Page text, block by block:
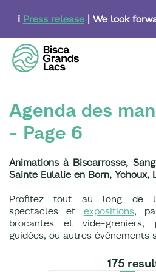
content
ℹ️ Press release| We look
Agenda des
- Page 6
Animations à Biscarrosse,
Sainte Eulalie en Born, Ychoux,
Profitez tout au long de
spectacles et expositions,
brocantes et vide-greniers,
guidées, ou autres événements
175